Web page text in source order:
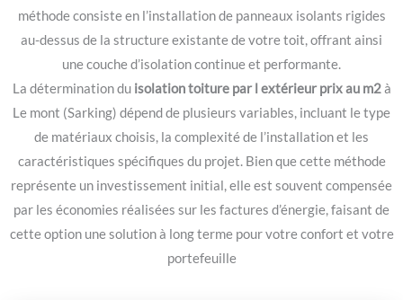
méthode consiste en l’installation de panneaux isolants rigides
au-dessus de la structure existante de votre toit, offrant ainsi
une couche d’isolation continue et performante.
La détermination du isolation toiture par l extérieur prix au m2à
Le mont (Sarking) dépend de plusieurs variables, incluant le type
de matériaux choisis, la complexité de l’installation et les
caractéristiques spécifiques du projet. Bien que cette méthode
représente un investissement initial, elle est souvent compensée
par les économies réalisées sur les factures d’énergie, faisant de
cette option une solution à long terme pour votre confort et votre
portefeuille